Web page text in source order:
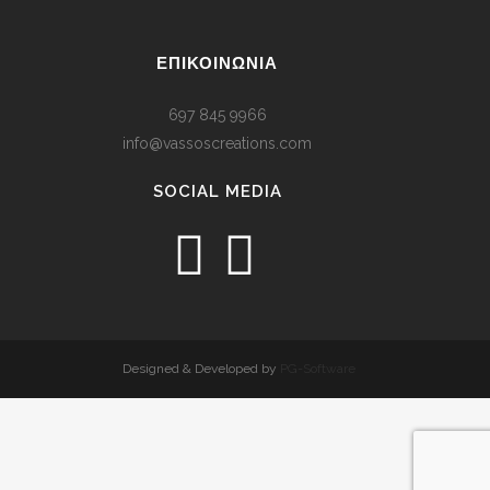
ΕΠΙΚΟΙΝΩΝΙΑ
697 845 9966
info@vassoscreations.com
SOCIAL MEDIA
Designed & Developed by